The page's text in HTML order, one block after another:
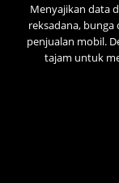
Menyajikan data
reksadana,
penjualan mobil.
tajam untuk